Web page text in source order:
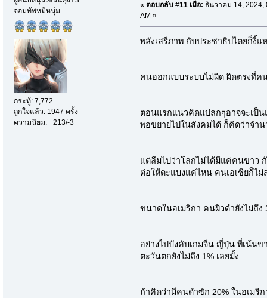
จอมทัพหมีหนุ่ม
กระทู้: 7,772
ถูกใจแล้ว: 1947 ครั้ง
ความนิยม: +213/-3
« ตอบกลับ #11 เมื่อ: ธันวาคม 14, 2024,
AM »
พลังเสรีภาพ กับประชาธิปไตยก็งี้แ
คนออกแบบระบบไม่ผิด ผิดตรงที่ค
ตอนแรกแนวคิดแปลกๆอาจจะเป็
พอขยายไปในสังคมได้ ก็คิดว่าจำ
แต่ลืมไปว่าโลกไม่ได้มีแค่คนขาว
ต่อให้ตะแบงแค่ไหน คนเอเชียก็ไ
ขนาดในอเมริกา คนผิวดำยังไม่ถึง
อย่างไปบังคับเกมจีน ญี่ปุ่น ที่เน้นข
ตะวันตกยังไม่ถึง 1% เลยมั้ง
ถ้าคิดว่ามีคนดำซัก 20% ในอเมริ